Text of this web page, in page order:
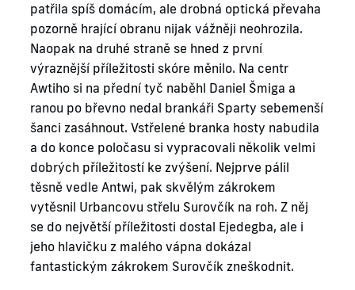
patřila spíš domácím, ale drobná optická převaha
pozorně hrající obranu nijak vážněji neohrozila.
Naopak na druhé straně se hned z první
výraznější příležitosti skóre měnilo. Na centr
Awtiho si na přední tyč naběhl Daniel Šmiga a
ranou po břevno nedal brankáři Sparty sebemenší
šanci zasáhnout. Vstřelené branka hosty nabudila
a do konce poločasu si vypracovali několik velmi
dobrých příležitostí ke zvýšení. Nejprve pálil
těsně vedle Antwi, pak skvělým zákrokem
vytěsnil Urbancovu střelu Surovčík na roh. Z něj
se do největší příležitosti dostal Ejedegba, ale i
jeho hlavičku z malého vápna dokázal
fantastickým zákrokem Surovčík zneškodnit.